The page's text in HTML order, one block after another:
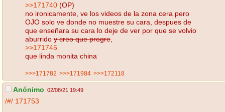
>>171740 (OP)
no ironicamente, ve los videos de la zona cera pero
OJO solo ve donde no muestre su cara, despues de
que enseñara su cara lo deje de ver por que se volvio
aburrido y creo que progre
>>171745
que linda monita china
>>>171782 >>>171984 >>>172118
Anónimo 02/08/21 19:49
/#/ 171753